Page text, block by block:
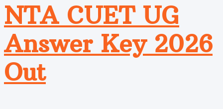
NTA CUET UG
Answer Key 2026
Out